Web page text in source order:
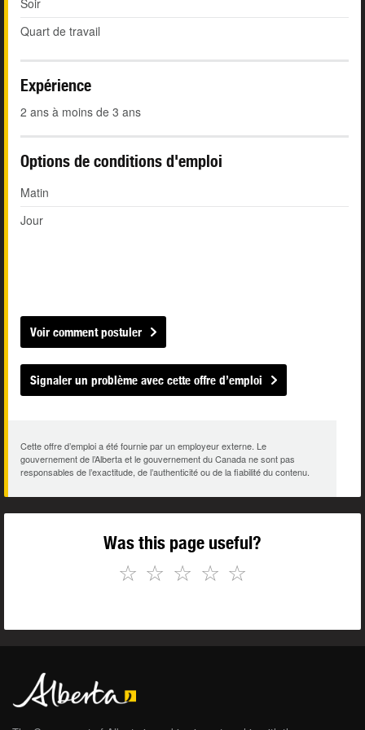
Soir
Quart de travail
Expérience
2 ans à moins de 3 ans
Options de conditions d'emploi
Matin
Jour
Voir comment postuler
Signaler un problème avec cette offre d’emploi
Cette offre d’emploi a été fournie par un employeur externe. Le
gouvernement de l’Alberta et le gouvernement du Canada ne sont pas
responsables de l’exactitude, de l’authenticité ou de la fiabilité du contenu.
Was this page useful?
☆
☆
☆
☆
☆